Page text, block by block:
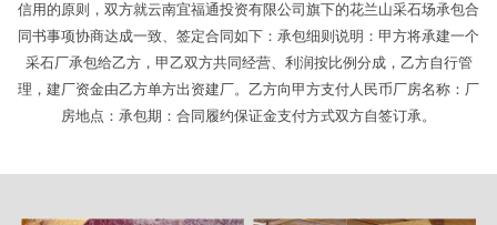
信用的原则，双方就云南宜福通投资有限公司旗下的花兰山采石场承包合
同书事项协商达成一致、签定合同如下：承包细则说明：甲方将承建一个
采石厂承包给乙方，甲乙双方共同经营、利润按比例分成，乙方自行管
理，建厂资金由乙方单方出资建厂。乙方向甲方支付人民币厂房名称：厂
房地点：承包期：合同履约保证金支付方式双方自签订承。